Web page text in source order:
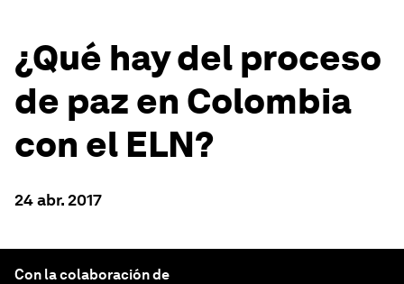
¿Qué hay del proceso
de paz en Colombia
con el ELN?
24 abr. 2017
Con la colaboración de